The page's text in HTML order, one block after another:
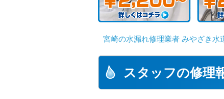
宮崎の水漏れ修理業者 みやざき水
スタッフの修理